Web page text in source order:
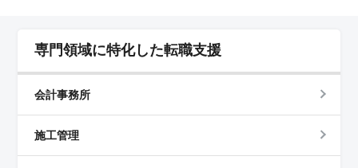
専門領域に特化した転職支援
会計事務所
施工管理